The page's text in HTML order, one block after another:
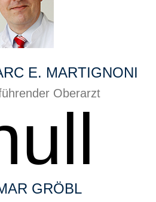
E. MARTIGNONI
Oberarzt
GRÖBL